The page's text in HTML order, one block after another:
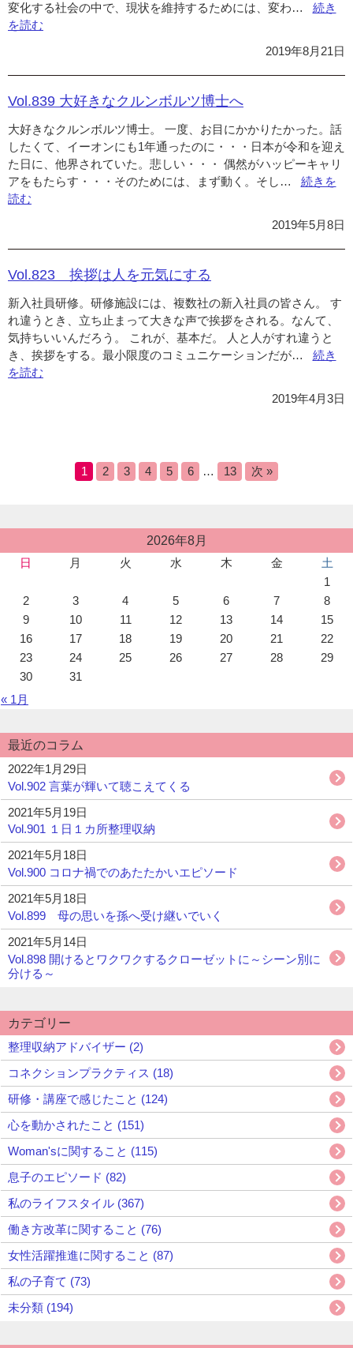
変化する社会の中で、現状を維持するためには、変わ…
始
め
き”の
続き
を読む
2019年8月21日
Vol.839 大好きなクルンボルツ博士へ
大好きなクルンボルツ博士。 一度、お目にかかりたかった。話
したくて、イーオンにも1年通ったのに・・・日本が令和を迎え
た日に、他界されていた。悲しい・・・ 偶然がハッピーキャリ
アをもたらす・・・そのためには、まず動く。そし…
“Vol.839
き
な
ン
ボ
ル
ツ
へ”の
続きを
読む
2019年5月8日
Vol.823 挨拶は人を元気にする
新入社員研修。研修施設には、複数社の新入社員の皆さん。 す
れ違うとき、立ち止まって大きな声で挨拶をされる。なんて、
気持ちいいんだろう。 これが、基本だ。 人と人がすれ違うと
き、挨拶をする。最小限度のコミュニケーションだが…
は
る”の
続き
を読む
2019年4月3日
1 2 3 4 5 6 … 13 次 »
稿
2026年8月
日
月 火 水 木 金
土
1
2
3 4 5 6 7
8
9
10 11 12 13 14
15
16
17 18 19 20 21
22
23
24 25 26 27 28
29
30
31
« 1月
最近のコラム
2022年1月29日
Vol.902 言葉が輝いて聴こえてくる
2021年5月19日
Vol.901 １日１カ所整理収納
2021年5月18日
Vol.900 コロナ禍でのあたたかいエピソード
2021年5月18日
Vol.899 母の思いを孫へ受け継いでいく
2021年5月14日
Vol.898 開けるとワクワクするクローゼットに～シーン別に
分ける～
カテゴリー
整理収納アドバイザー (2)
コネクションプラクティス (18)
研修・講座で感じたこと (124)
心を動かされたこと (151)
Woman'sに関すること (115)
息子のエピソード (82)
私のライフスタイル (367)
働き方改革に関すること (76)
女性活躍推進に関すること (87)
私の子育て (73)
未分類 (194)